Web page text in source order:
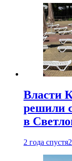
Власти
решили
в
2 года спустя